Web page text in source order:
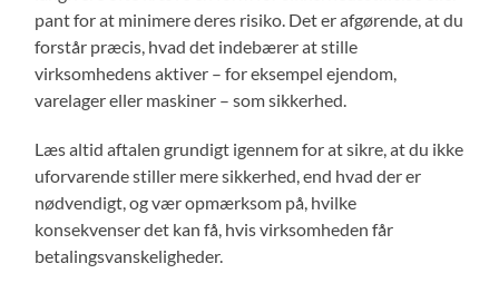
pant for at minimere deres risiko. Det er afgørende, at du
forstår præcis, hvad det indebærer at stille
virksomhedens aktiver – for eksempel ejendom,
varelager eller maskiner – som sikkerhed.
Læs altid aftalen grundigt igennem for at sikre, at du ikke
uforvarende stiller mere sikkerhed, end hvad der er
nødvendigt, og vær opmærksom på, hvilke
konsekvenser det kan få, hvis virksomheden får
betalingsvanskeligheder.